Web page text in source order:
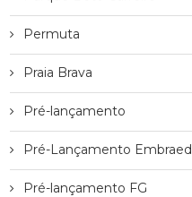
Permuta
Praia Brava
Pré-lançamento
Pré-Lançamento Embraed
Pré-lançamento FG